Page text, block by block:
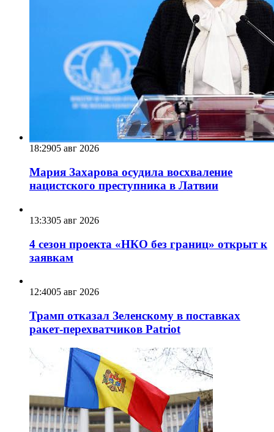
18:2905 авг 2026
Мария Захарова осудила восхваление
нацистского преступника в Латвии
13:3305 авг 2026
4 сезон проекта «НКО без границ» открыт к
заявкам
12:4005 авг 2026
Трамп отказал Зеленскому в поставках
ракет-перехватчиков Patriot